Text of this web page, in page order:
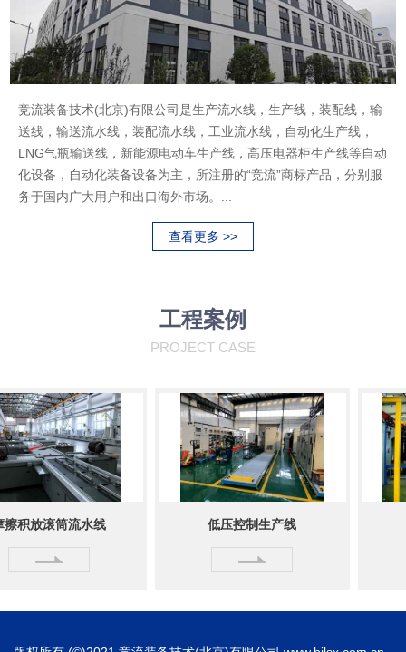
竞流装备技术(北京)有限公司是生产流水线，生产线，装配线，输
送线，输送流水线，装配流水线，工业流水线，自动化生产线，
LNG气瓶输送线，新能源电动车生产线，高压电器柜生产线等自动
化设备，自动化装备设备为主，所注册的“竞流”商标产品，分别服
务于国内广大用户和出口海外市场。...
查看更多 >>
工程案例
PROJECT CASE
滚筒流水线 低压控制生产线